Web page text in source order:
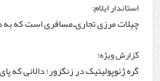
استاندار ایلام:
چیلات مرزی تجاری‌ـ‌مسافری است که
گزارش ویژه؛
گره ژئوپولیتیک در زنگزور؛ دالانی که